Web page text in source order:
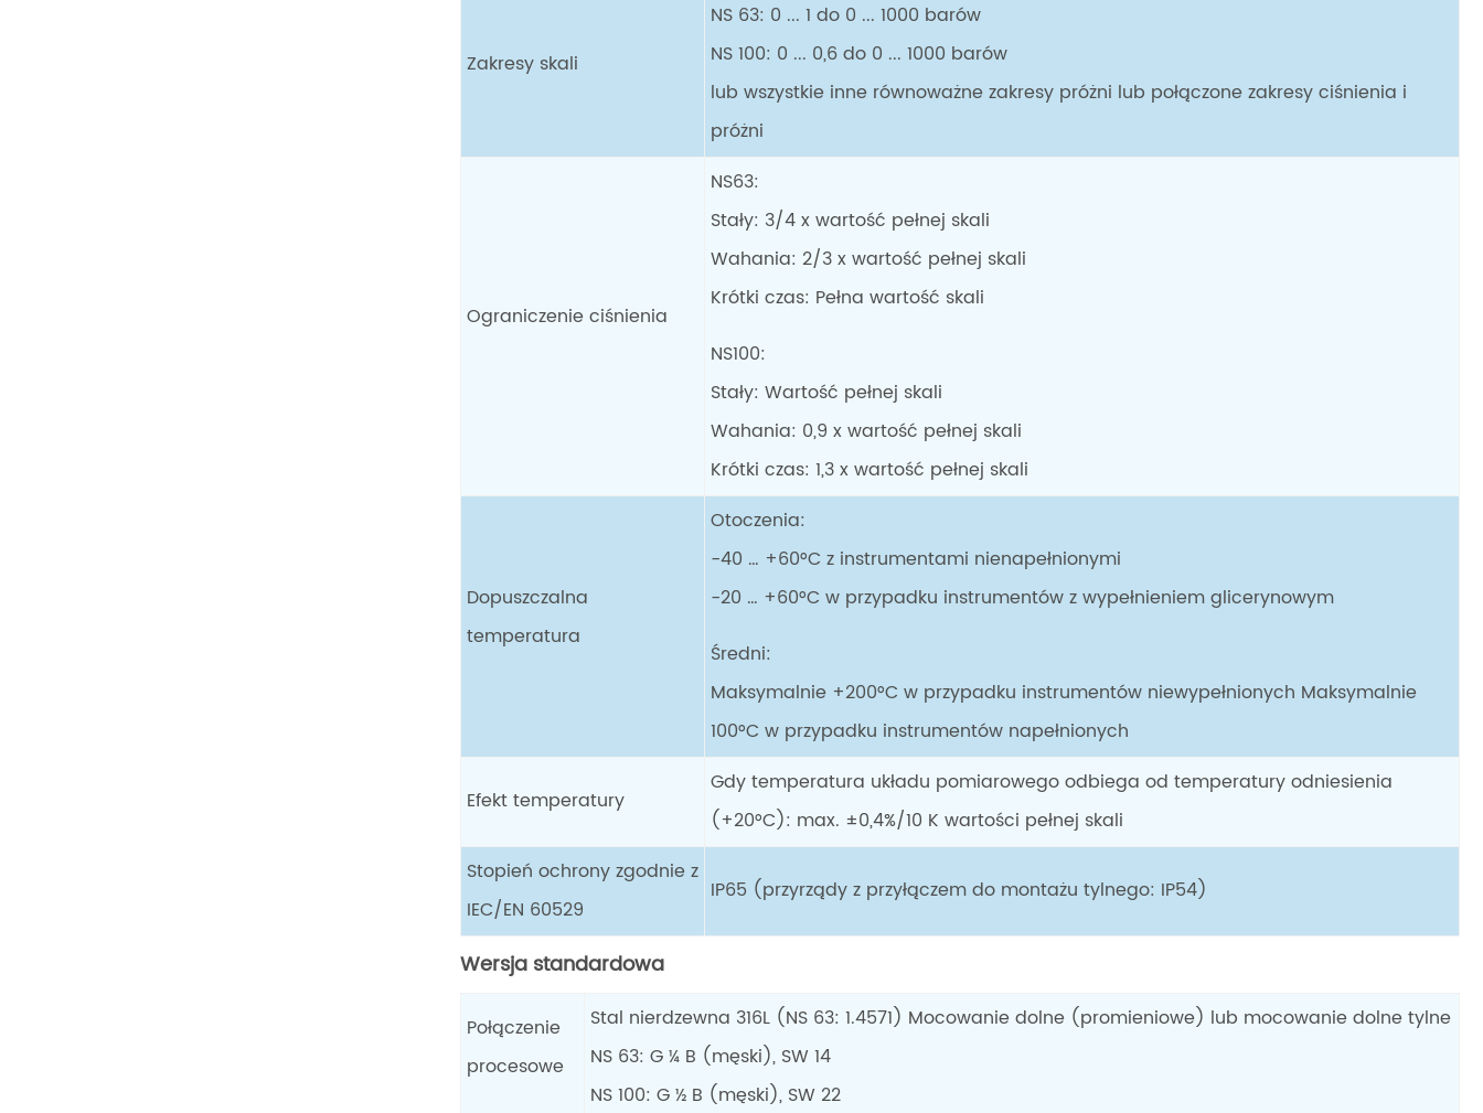
Zakresy skali
NS 63: 0 ... 1 do 0 ... 1000 barów
NS 100: 0 ... 0,6 do 0 ... 1000 barów
lub wszystkie inne równoważne zakresy próżni lub połączone zakresy ciśnienia i
próżni
Ograniczenie ciśnienia
NS63:
Stały: 3/4 x wartość pełnej skali
Wahania: 2/3 x wartość pełnej skali
Krótki czas: Pełna wartość skali
NS100:
Stały: Wartość pełnej skali
Wahania: 0,9 x wartość pełnej skali
Krótki czas: 1,3 x wartość pełnej skali
Dopuszczalna
temperatura
Otoczenia:
-40 … +60°C z instrumentami nienapełnionymi
-20 … +60°C w przypadku instrumentów z wypełnieniem glicerynowym
Średni:
Maksymalnie +200°C w przypadku instrumentów niewypełnionych Maksymalnie
100°C w przypadku instrumentów napełnionych
Efekt temperatury
Gdy temperatura układu pomiarowego odbiega od temperatury odniesienia
(+20°C): max. ±0,4%/10 K wartości pełnej skali
Stopień ochrony zgodnie z
IEC/EN 60529
IP65 (przyrządy z przyłączem do montażu tylnego: IP54)
Wersja standardowa
Połączenie
procesowe
Stal nierdzewna 316L (NS 63: 1.4571) Mocowanie dolne (promieniowe) lub mocowanie dolne tylne
NS 63: G ¼ B (męski), SW 14
NS 100: G ½ B (męski), SW 22